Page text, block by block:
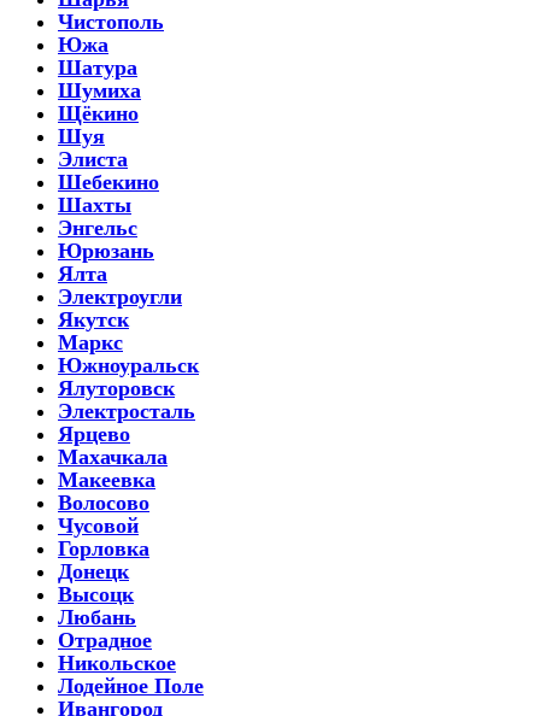
Чистополь
Южа
Шатура
Шумиха
Щёкино
Шуя
Элиста
Шебекино
Шахты
Энгельс
Юрюзань
Ялта
Электроугли
Якутск
Маркс
Южноуральск
Ялуторовск
Электросталь
Ярцево
Махачкала
Макеевка
Волосово
Чусовой
Горловка
Донецк
Высоцк
Любань
Отрадное
Никольское
Лодейное Поле
Ивангород